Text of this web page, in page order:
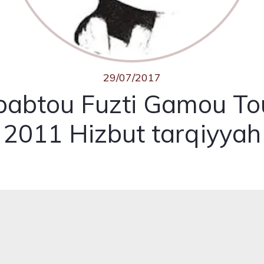
29/07/2017
Fuzti Gamou
2011 Hizbut tarqiyyah